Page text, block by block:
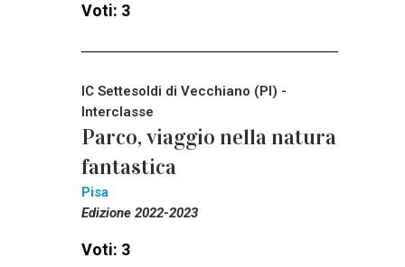
Voti: 3
IC Settesoldi di Vecchiano (PI) -
Interclasse
Parco, viaggio nella natura
fantastica
Pisa
Edizione 2022-2023
Voti: 3